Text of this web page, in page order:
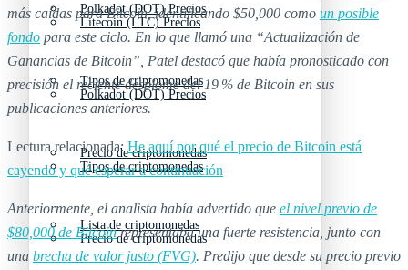
Polkadot (DOT) Precios
Tipos de criptomonedas
Precio de criptomonedas
Lista de criptomonedas
Litecoin (LTC) Precios
Polkadot (DOT) Precios
Tipos de criptomonedas
Precio de criptomonedas
más caídas para Bitcoin, identificando $50,000 como un posible
fondo para este ciclo. En lo que llamó una “Actualización de
Ganancias de Bitcoin”, Patel destacó que había pronosticado con
precisión el reciente desplome del 19 % de Bitcoin en sus
publicaciones anteriores.
Lectura relacionada: He aquí por qué el precio de Bitcoin está
cayendo y qué esperar a continuación
Anteriormente, el analista había advertido que el nivel previo de
$80,000 de Bitcoin representaba una fuerte resistencia, junto con
una brecha de valor justo (FVG). Predijo que desde su precio previo